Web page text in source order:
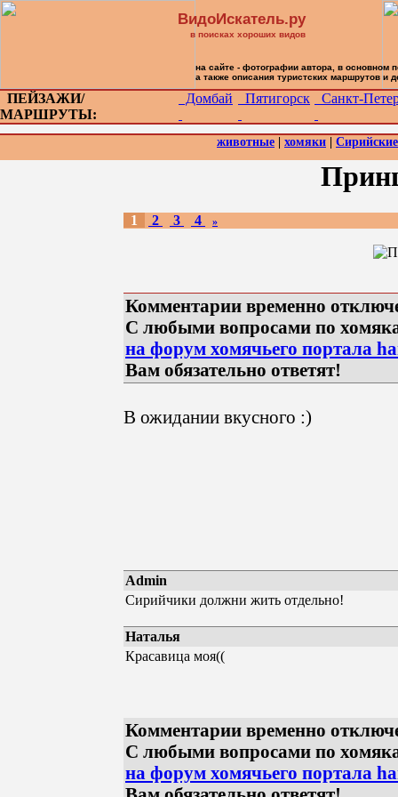
ПЕЙЗАЖИ/
МАРШРУТЫ:
Домбай Пятигорск Санкт-
животные хомяки
1 2 3 4 »
Комментарии временно
С любыми вопросами по
на форум хомячьего портала
Вам обязательно ответят!
В ожидании вкусного :)
Admin
Сирийчики должни жить отдельно!
Наталья
Красавица моя((
Комментарии временно
С любыми вопросами по
на форум хомячьего портала
ВидоИскатель.ру
в поисках хороших видов
на сайте - фотографии автора, в основном
а также описания туристских маршрутов и